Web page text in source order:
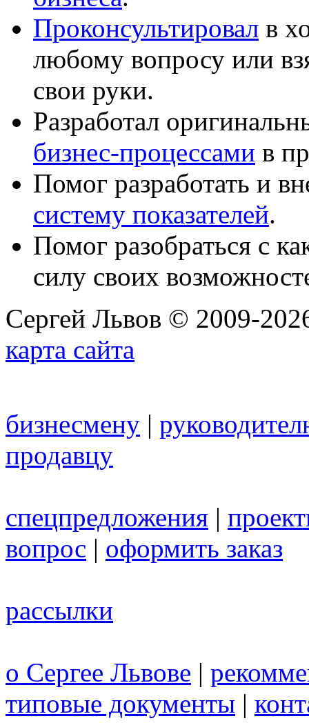
Проконсультировал в
любому вопросу или
свои руки.
Разработал
бизнес-процессами в
Помог разработать и
систему показателей.
Помог разобраться с
силу своих
Сергей Львов © 2009-
карта сайта
бизнесмену |
продавцу
спецпредложения |
вопрос | оформить заказ
рассылки
о Сергее Львове |
типовые документы |